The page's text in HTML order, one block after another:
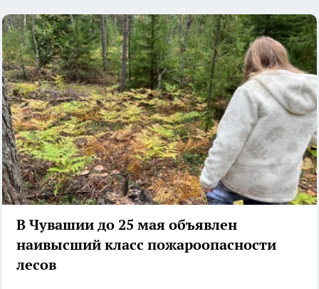
В Чувашии до 25 мая объявлен
наивысший класс пожароопасности
лесов